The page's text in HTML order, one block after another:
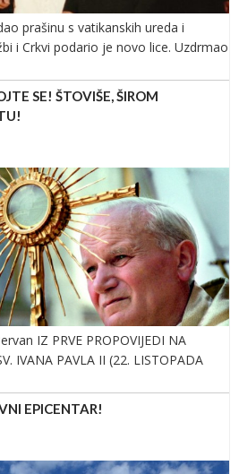
prašinu s vatikanskih ureda i
i Crkvi podario je novo lice. Uzdrmao
SE! ŠTOVIŠE, ŠIROM
IZ PRVE PROPOVIJEDI NA
IVANA PAVLA II (22. LISTOPADA
EPICENTAR!